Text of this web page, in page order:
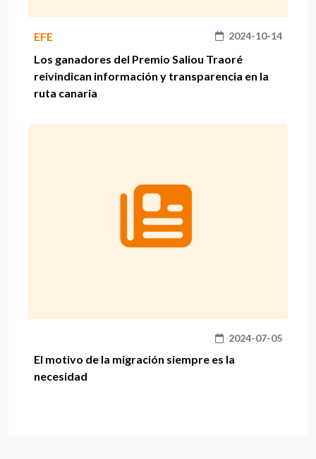
EFE 2024-10-14
Los ganadores del Premio Saliou Traoré
reivindican información y transparencia en la
ruta canaria
2024-07-05
El motivo de la migración siempre es la
necesidad